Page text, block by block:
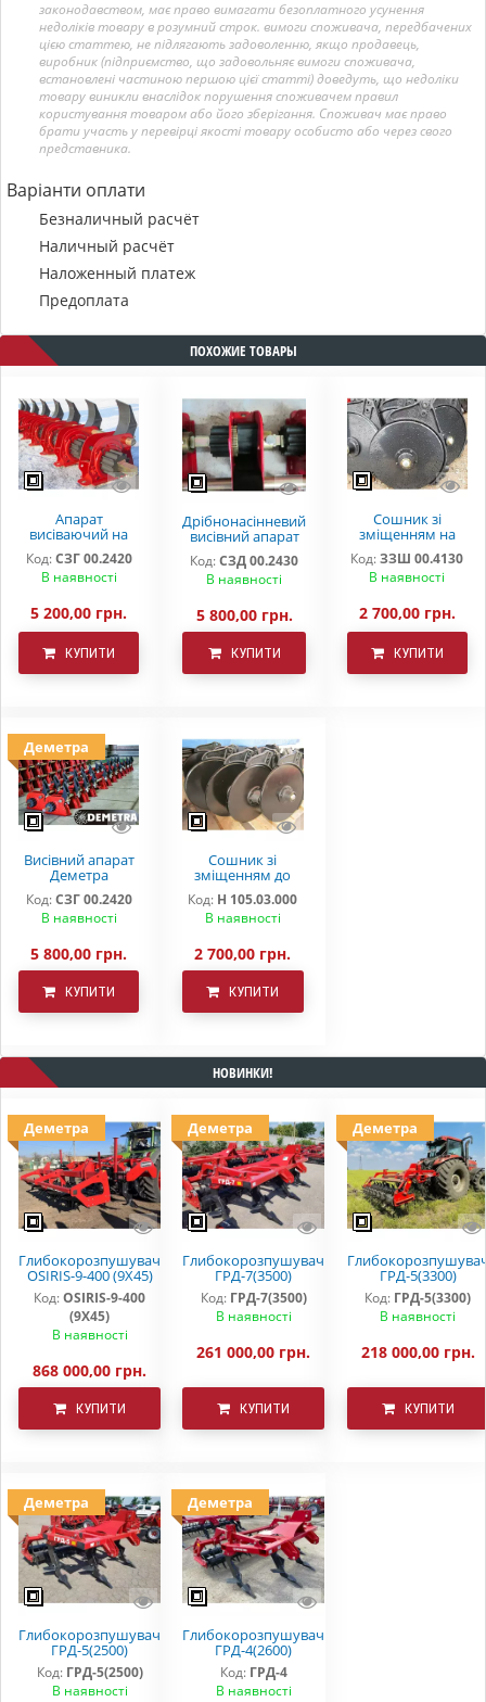
законодавством, має право вимагати безоплатного усунення
недоліків товару в розумний строк. вимоги споживача, передбачених
цією статтею, не підлягають задоволенню, якщо продавець,
виробник (підприємство, що задовольняє вимоги споживача,
встановлені частиною першою цієї статті) доведуть, що недоліки
товару виникли внаслідок порушення споживачем правил
користування товаром або його зберігання. Споживач має право
брати участь у перевірці якості товару особисто або через свого
представника.
Варіанти оплати
Безналичный расчёт
Наличный расчёт
Наложенный платеж
Предоплата
ПОХОЖИЕ ТОВАРЫ
Апарат
висіваючий на
СЗ 3,6 СЗ 5,4 СЗП
СЗТ
Код:СЗГ 00.2420
В наявності
5 200,00 грн.
КУПИТИ
Дрібнонасінневий
висівний апарат
на зернову
сівалку СЗ 3,6 СЗ
5,4
Код:СЗД 00.2430
В наявності
5 800,00 грн.
КУПИТИ
Сошник зі
зміщенням на
підшипнику ОЗШ
00.4130
Код:ЗЗШ 00.4130
В наявності
2 700,00 грн.
КУПИТИ
Деметра
Висівний апарат
Деметра
СЗ-3.6(5,4)
дрібнонасіннєвий
Код:СЗГ 00.2420
В наявності
5 800,00 грн.
КУПИТИ
Сошник зі
зміщенням до
сівалки СЗ 5,4
(3,6) борована
сталь дворядний
Код: Н 105.03.000
В наявності
2 700,00 грн.
КУПИТИ
НОВИНКИ!
Деметра
Глибокорозпушувач
OSIRIS-9-400 (9Х45)
Код:OSIRIS-9-400
(9Х45)
В наявності
868 000,00 грн.
КУПИТИ
Деметра
Глибокорозпушувач
ГРД-7(3500)
Код: ГРД-7(3500)
В наявності
261 000,00 грн.
КУПИТИ
Деметра
ГРД-5(3300)
Код: ГРД-5(3300)
В наявності
218 000,00 грн.
КУПИТИ
Деметра
Глибокорозпушувач
ГРД-5(2500)
Код: ГРД-5(2500)
В наявності
Деметра
Глибокорозпушувач
ГРД-4(2600)
Код: ГРД-4
В наявності